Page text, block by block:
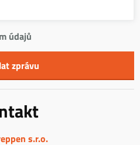
údajů
s.r.o.